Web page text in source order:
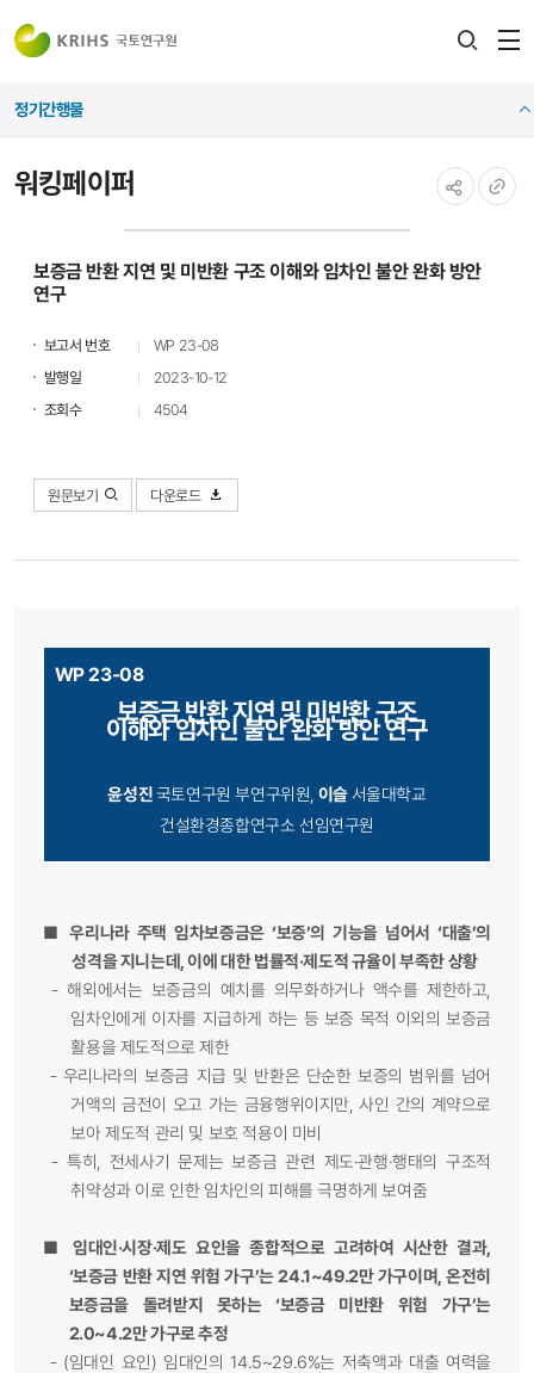
워킹페이퍼
정기간행물
보증금 반환 지연 및 미반환 구조 이해와 임차인 불안 완화 방안
연구
보고서 번호
WP 23-08
발행일
2023-10-12
조회수
4504
원문보기 다운로드
WP 23-08
보증금 반환 지연 및 미반환 구조
이해와 임차인 불안 완화 방안 연구
윤성진국토연구원 부연구위원, 이슬서울대학교
건설환경종합연구소 선임연구원
■우리나라 주택 임차보증금은 ‘보증’의 기능을 넘어서 ‘대출’의
성격을 지니는데, 이에 대한 법률적·제도적 규율이 부족한 상황
-해외에서는 보증금의 예치를 의무화하거나 액수를 제한하고,
임차인에게 이자를 지급하게 하는 등 보증 목적 이외의 보증금
활용을 제도적으로 제한
- 우리나라의 보증금 지급 및 반환은 단순한 보증의 범위를 넘어
거액의 금전이 오고 가는 금융행위이지만, 사인 간의 계약으로
보아 제도적 관리 및 보호 적용이 미비
- 특히, 전세사기 문제는 보증금 관련 제도·관행·행태의 구조적
취약성과 이로 인한 임차인의 피해를 극명하게 보여줌
■임대인·시장·제도 요인을 종합적으로 고려하여 시산한 결과,
‘보증금 반환 지연 위험 가구’는 24.1~49.2만 가구이며, 온전히
보증금을 돌려받지 못하는 ‘보증금 미반환 위험 가구’는
2.0~4.2만 가구로 추정
- (임대인 요인) 임대인의 14.5~29.6%는 저축액과 대출 여력을